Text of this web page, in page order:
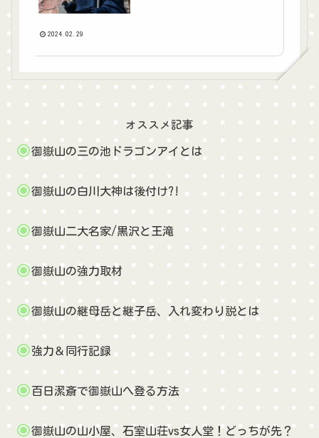
2024.02.29
オススメ記事
御嶽山の三の池ドラゴンアイとは
御嶽山の白川大神は後付け?!
御嶽山二大名家/黒沢と王滝
御嶽山の強力取材
御嶽山の継母岳と継子岳、入れ変わり説とは
強力＆同行記録
百日潔斎で御嶽山へ登る方法
御嶽山の山小屋、石室山荘vs女人堂！どっちが先？